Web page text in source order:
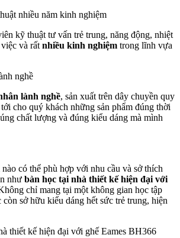
kỹ thuật tư vấn trẻ trung, năng động, nhiệt
và rất nhiều kinh nghiệm trong lĩnh vựa
lành nghề, sản xuất trên dây chuyền quy
cho quý khách những sản phẩm đúng thời
chất lượng và đúng kiểu dáng mà mình
có thể phù hợp với nhu cầu và sở thích
như bàn học tại nhà thiết kế hiện đại với
chỉ mang tại một không gian học tập
còn sở hữu kiểu dáng hết sức trẻ trung, hiện